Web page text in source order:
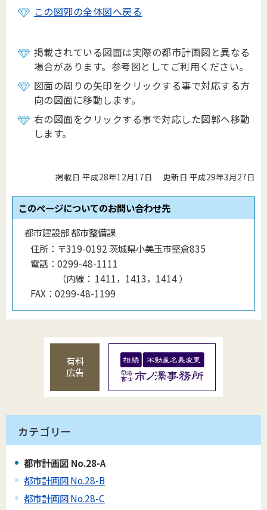
この図郭の全体図へ戻る
掲載されている図面は実際の都市計画図と異なる
場合があります。参考図としてご利用ください。
図面の周りの矢印をクリックする事で対応する方
向の図面に移動します。
右の図面をクリックする事で対応した図郭へ移動
します。
掲載日 平成28年12月17日 更新日 平成29年3月27日
このページについてのお問い合わせ先
都市建設部 都市整備課
住所： 〒319-0192 茨城県小美玉市堅倉835
電話： 0299-48-1111
（内線 ： 1411，1413，1414）
FAX： 0299-48-1199
有料
広告
カテゴリー
都市計画図 No.28-A
都市計画図 No.28-B
都市計画図 No.28-C